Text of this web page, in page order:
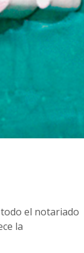
el notariado
la